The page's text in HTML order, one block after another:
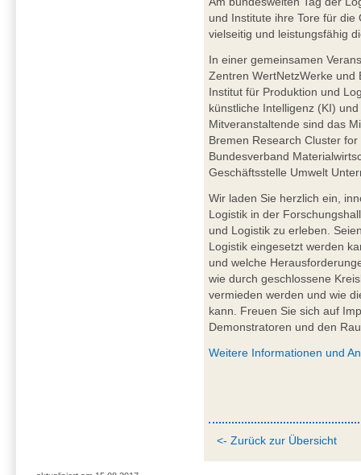
und Institute ihre Tore für
vielseitig und leistungsfähig
In einer gemeinsamen
Zentren WertNetzWerke und
Institut für Produktion und
künstliche Intelligenz (KI)
Mitveranstaltende sind das
Bremen Research Cluster
Bundesverband
Geschäftsstelle Umwelt
Wir laden Sie herzlich ein,
Logistik in der
und Logistik zu erleben.
Logistik eingesetzt werden
und welche
wie durch geschlossene
vermieden werden und wie
kann. Freuen Sie sich auf
Demonstratoren und den
Weitere Informationen und
<- Zurück zur Übersicht